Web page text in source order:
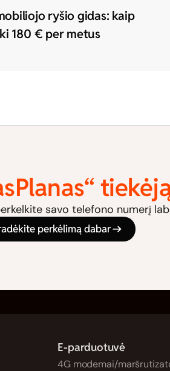
ryšio gidas: kaip
180 € per metus
savo telefono numerį
perkėlimą dabar
E-parduotuvė
4G modemai/